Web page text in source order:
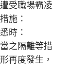
職場霸凌
施：
時：
之隔離等措
再度發生，